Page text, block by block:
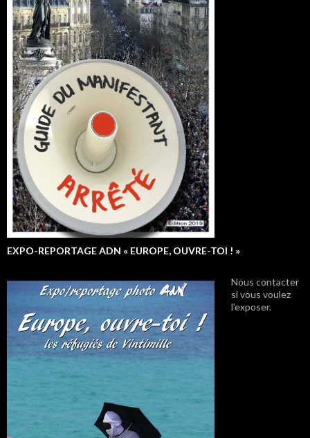
EXPO-REPORTAGE ADN « EUROPE, OUVRE-TOI ! »
Nous contacter
si vous voulez
l'exposer.